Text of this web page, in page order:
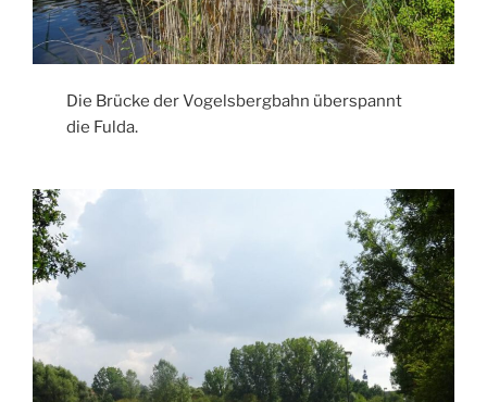
Die Brücke der Vogelsbergbahn überspannt
die Fulda.